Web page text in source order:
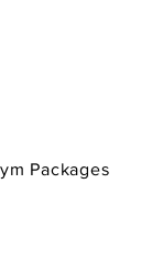
Packages